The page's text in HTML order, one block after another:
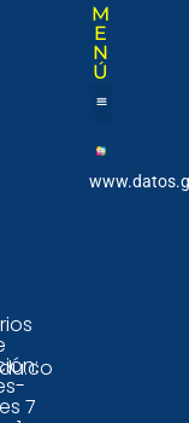
7
M
E
N
Ú